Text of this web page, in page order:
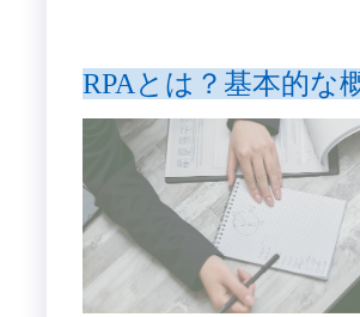
RPAとは？基本的な